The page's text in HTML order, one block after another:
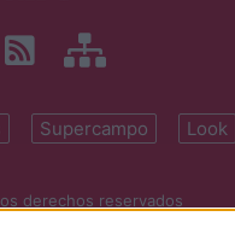
Supercampo Look
derechos reservados